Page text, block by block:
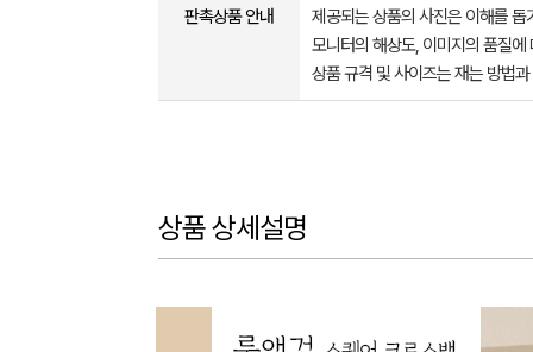
판촉상품 안내
제공되는 상품의 사진은 이해를
모니터의 해상도, 이미지의 품질
상품 규격 및 사이즈는 재는 방법
상품 상세설명